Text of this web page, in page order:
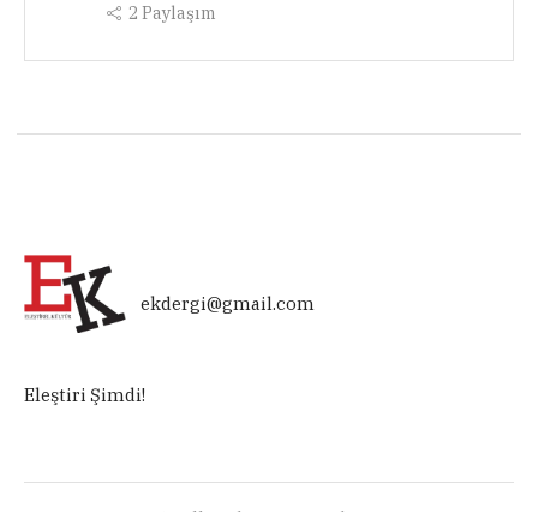
2 Paylaşım
ekdergi@gmail.com
Eleştiri Şimdi!